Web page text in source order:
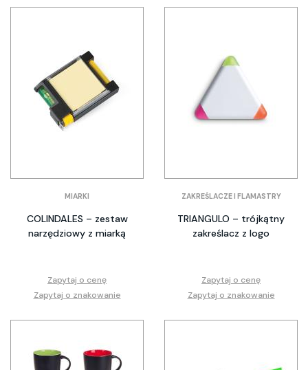
MIARKI
COLINDALES – zestaw
narzędziowy z miarką
Zapytaj o cenę
Zapytaj o znakowanie
ZAKREŚLACZE I FLAMASTRY
TRIANGULO – trójkątny
zakreślacz z logo
Zapytaj o cenę
Zapytaj o znakowanie